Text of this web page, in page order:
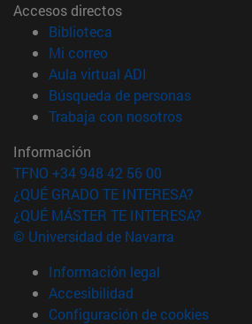
Accesos directos
Biblioteca
Mi correo(abre en nueva ventana)
Aula virtual ADI
Búsqueda de personas(abre en
Trabaja con nosotros(abre en
Información
TFNO +34 948 42 56 00
¿QUÉ GRADO TE INTERESA?
¿QUÉ MÁSTER TE INTERESA?
© Universidad de Navarra
Información legal
Accesibilidad
Configuración de cookies